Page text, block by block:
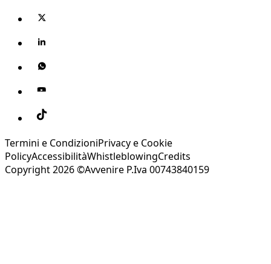
Termini e CondizioniPrivacy e Cookie
PolicyAccessibilitàWhistleblowingCredits
Copyright 2026 ©Avvenire P.Iva 00743840159